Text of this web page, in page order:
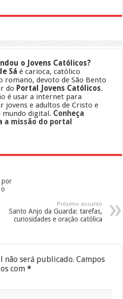
o Jovens Católicos?
Sá é carioca, católico
romano, devoto de São Bento
do Portal Jovens Católicos.
é usar a internet para
jovens e adultos de Cristo e
digital. Conheça
a missão do portal
por
Próximo assunto
Santo Anjo da Guarda: tarefas,
curiosidades e oração católica
não será publicado. Campos
com*